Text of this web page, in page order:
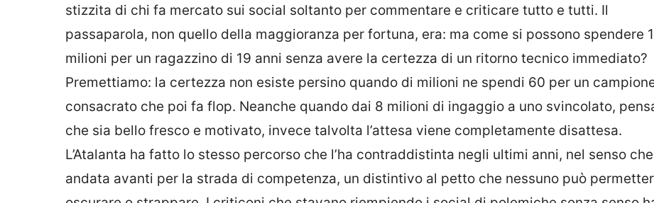
stizzita di chi fa mercato sui social soltanto per commentare e criticare tutto e tutti. Il
passaparola, non quello della maggioranza per fortuna, era: ma come si possono spendere
milioni per un ragazzino di 19 anni senza avere la certezza di un ritorno tecnico immediato?
Premettiamo: la certezza non esiste persino quando di milioni ne spendi 60 per un
consacrato che poi fa flop. Neanche quando dai 8 milioni di ingaggio a uno svincolato,
che sia bello fresco e motivato, invece talvolta l’attesa viene completamente disattesa.
L’Atalanta ha fatto lo stesso percorso che l’ha contraddistinta negli ultimi anni, nel senso
andata avanti per la strada di competenza, un distintivo al petto che nessuno può